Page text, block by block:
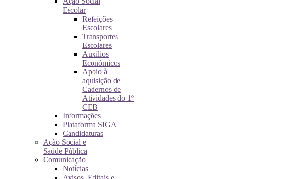
Escolar
Refeições
Escolares
Transportes
Escolares
Auxílios
Económicos
Apoio à
aquisição de
Cadernos de
Atividades do 1º
CEB
Informações
Plataforma SIGA
Candidaturas
Ação Social e
Saúde Pública
Comunicação
Notícias
Avisos, Editais e